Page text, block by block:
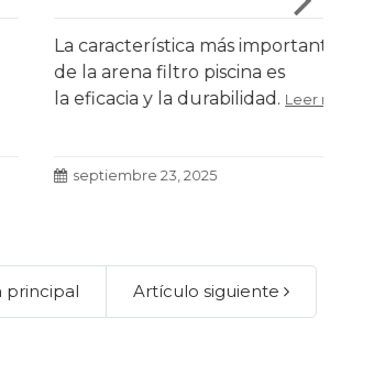
La característica más importante
de la arena filtro piscina es
la eficacia y la durabilidad.Leer más
septiembre 23, 2025
principal Artículo siguiente